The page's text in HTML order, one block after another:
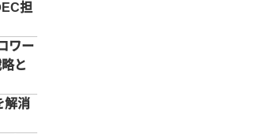
担
ワー
と
解消